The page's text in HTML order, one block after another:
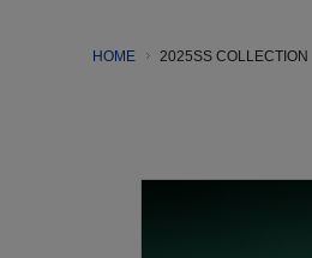
HOME 2025SS COLLECTION